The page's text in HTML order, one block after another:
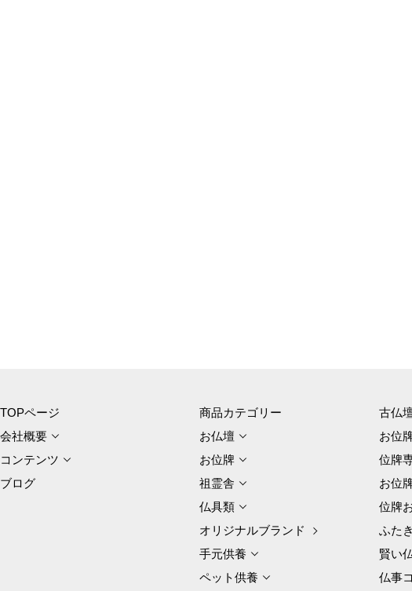
TOPページ
会社概要
コンテンツ
ブログ
商品カテゴリー
お仏壇
お位牌
祖霊舎
仏具類
オリジナルブランド
手元供養
ペット供養
古仏
お位
位牌
お位
位牌
ふた
賢い
仏事